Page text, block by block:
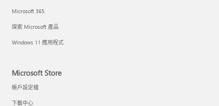
Microsoft 365
探索 Microsoft 產品
Windows 11 應用程式
Microsoft Store
帳戶設定檔
下載中心